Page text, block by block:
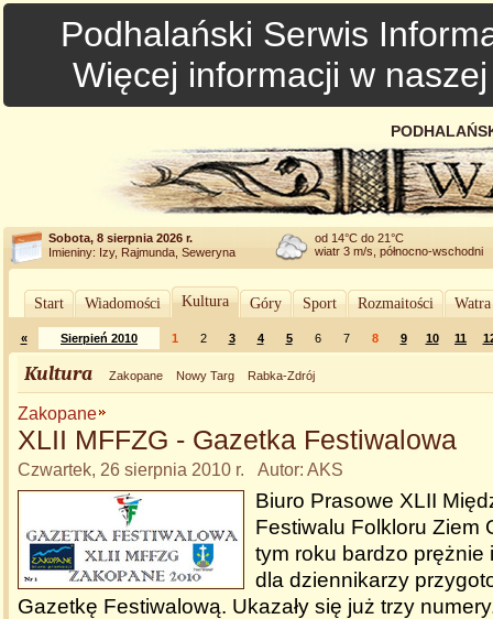
Podhalański Serwis
Więcej informacji w
Sobota, 8 sierpnia 2026 r.
Imieniny: Izy, Rajmunda, Seweryna
od 14°C do 21°C
wiatr 3 m/s, północno-wschodni
Start Wiadomości Kultura Góry Sport Rozmaitości
« Sierpień 2010 1 2 3 4 5 6 7 8 9 10 11
Kultura Zakopane Nowy Targ Rabka-Zdrój
Zakopane
XLII MFFZG - Gazetka Festiwalowa
Czwartek, 26 sierpnia 2010 r. Autor: AKS
Biuro Prasowe XLII
Festiwalu Folkloru Ziem
tym roku bardzo prężnie
dla dziennikarzy
Gazetkę Festiwalową. Ukazały się już trzy